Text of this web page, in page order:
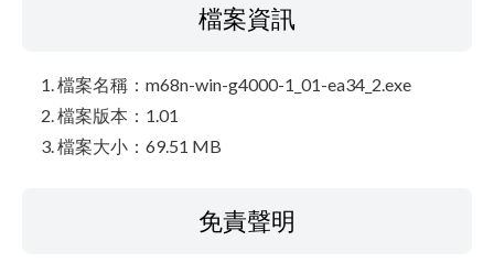
檔案資訊
檔案名稱：m68n-win-g4000-1_01-ea34_2.exe
檔案版本：1.01
檔案大小：69.51 MB
免責聲明